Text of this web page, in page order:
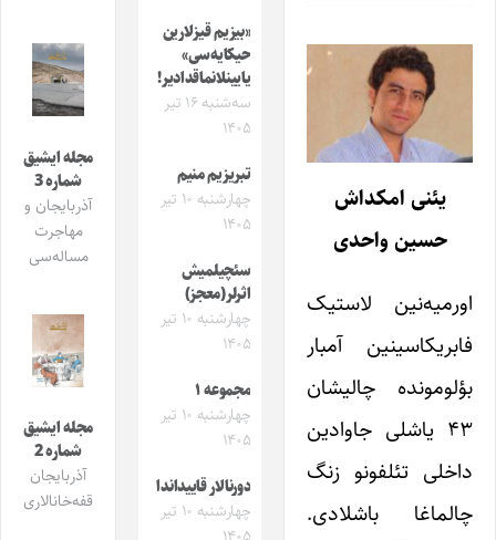
یئنی امکداش
حسین واحدی
اورمیه‌نین لاستیک
فابریکاسینین آمبار
بؤلومونده چالیشان
۴۳ یاشلی جاوادین
داخلی تئلفونو زنگ
چالماغا باشلادی.
«بیزیم قیزلارین
حیکایه‌سی»
یایینلانماقدادیر!
سه‌شنبه ۱۶ تیر
۱۴۰۵
تبریزیم منیم
چهارشنبه ۱۰ تیر
۱۴۰۵
سئچیلمیش
اثرلر(معجز)
چهارشنبه ۱۰ تیر
۱۴۰۵
مجموعه ۱
چهارشنبه ۱۰ تیر
۱۴۰۵
دورنالار قاییداندا
چهارشنبه ۱۰ تیر
مجله ایشیق
شماره 3
آذربایجان و
مهاجرت
مساله‌سی
مجله ایشیق
شماره 2
آذربایجان
قفه‌خانالاری